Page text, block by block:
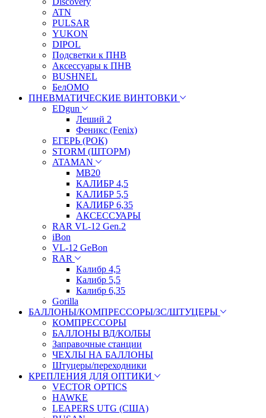
ATN
PULSAR
YUKON
DIPOL
Подсветки к ПНВ
Аксессуары к ПНВ
BUSHNEL
БелОМО
ПНЕВМАТИЧЕСКИЕ ВИНТОВКИ
EDgun
Леший 2
Феникс (Fenix)
ЕГЕРЬ (РОК)
STORM (ШТОРМ)
ATAMAN
МВ20
КАЛИБР 4,5
КАЛИБР 5,5
КАЛИБР 6,35
АКСЕССУАРЫ
RAR VL-12 Gen.2
iBon
VL-12 GeBon
RAR
Калибр 4,5
Калибр 5,5
Калибр 6,35
Gorilla
БАЛЛОНЫ/КОМПРЕССОРЫ/ЗС/ШТУЦЕРЫ
КОМПРЕССОРЫ
БАЛЛОНЫ ВД/КОЛБЫ
Заправочные станции
ЧЕХЛЫ НА БАЛЛОНЫ
Штуцеры/переходники
КРЕПЛЕНИЯ ДЛЯ ОПТИКИ
VECTOR OPTICS
HAWKE
LEAPERS UTG (США)